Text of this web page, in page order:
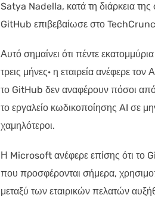
Satya Nadella, κατά τη διάρκεια
GitHub επιβεβαίωσε στο
Αυτό σημαίνει ότι πέντε
τρεις μήνες· η εταιρεία ανέφερε
το GitHub δεν αναφέρουν πόσοι
το εργαλείο κωδικοποίησης AI σε
χαμηλότεροι.
Η Microsoft ανέφερε επίσης ότι το
που προσφέρονται σήμερα,
μεταξύ των εταιρικών πελατών